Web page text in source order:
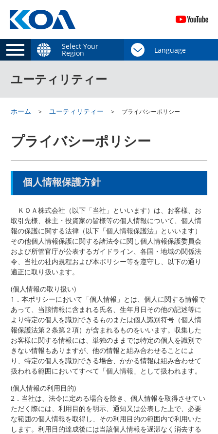
Select Your
Region
ユーティリティー
ホーム ユーティリティー プライバシーポリシー
プライバシーポリシー
個人情報保護方針
ＫＯＡ株式会社（以下「当社」といいます）は、お客様、お
取引先様、株主・投資家の皆様等の個人情報について、個人情
報の保護に関する法律（以下「個人情報保護法」といいます）
その他個人情報保護に関する諸法令に関し個人情報保護委員会
および所管官庁が公表するガイドライン、各国・地域の関係法
令、当社の社内規程および本ポリシー等を遵守し、以下の通り
適正に取り扱います。
(個人情報の取り扱い)
1．本ポリシーにおいて「個人情報」とは、個人に関する情報で
あって、当該情報に含まれる氏名、生年月日その他の記述等に
より特定の個人を識別できるものまたは個人識別符号（個人情
報保護法第２条第２項）が含まれるものをいいます。収集した
お客様に関する情報には、単独のままでは特定の個人を識別で
きない情報もありますが、他の情報と組み合わせることによ
り、特定の個人を識別できる場合、かかる情報は組み合わせて
扱われる範囲においてすべて「個人情報」として扱われます。
(個人情報の利用目的)
2．当社は、法令に定める場合を除き、個人情報を取得させてい
ただく際には、利用目的を明示、通知又は公表した上で、必要
な範囲の個人情報を取得し、その利用目的の範囲内で利用いた
します。利用目的達成後には当該個人情報を遅滞なく消去する